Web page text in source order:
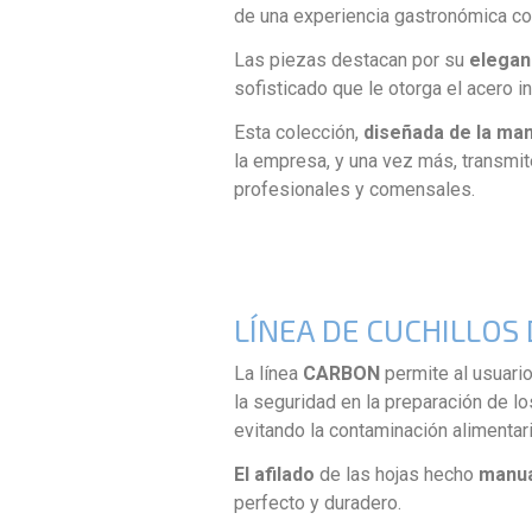
de una experiencia gastronómica
Las piezas destacan por su
sofisticado que le otorga el acero
Esta colección, diseñada de la
la empresa, y una vez más,
profesionales y comensales.
LÍNEA DE
La línea CARBONpermite al
la seguridad en la preparación de
evitando la contaminación
El afilado de las hojas hecho
perfecto y duradero.